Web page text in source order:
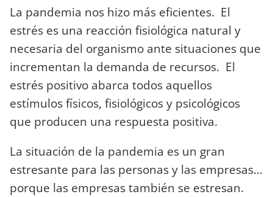
La pandemia nos hizo más eficientes. El
estrés es una reacción fisiológica natural y
necesaria del organismo ante situaciones que
incrementan la demanda de recursos. El
estrés positivo abarca todos aquellos
estímulos físicos, fisiológicos y psicológicos
que producen una respuesta positiva.
La situación de la pandemia es un gran
estresante para las personas y las empresas…
porque las empresas también se estresan.